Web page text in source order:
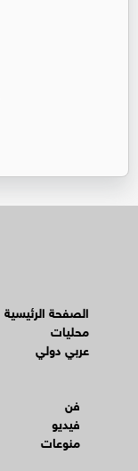
الصفحة الرئيسية
محليات
عربي دولي
فن
فيديو
منوعات